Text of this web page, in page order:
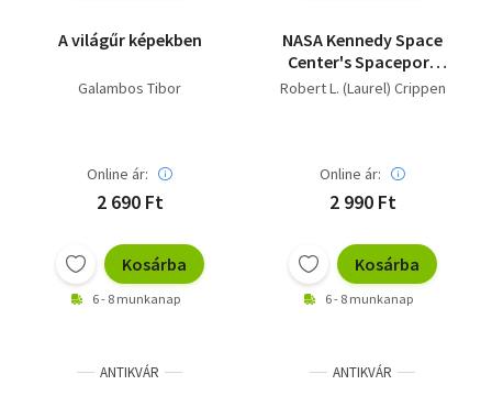
A világűr képekben
Galambos Tibor
Online ár:
2 690 Ft
Kosárba
6 - 8 munkanap
NASA Kennedy Space
Center's Spaceport
USA - English
Robert L. (Laurel) Crippen
Online ár:
2 990 Ft
Kosárba
6 - 8 munkanap
ANTIKVÁR ANTIKVÁR